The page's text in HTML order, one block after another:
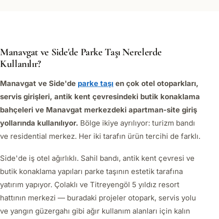
Manavgat ve Side'de Parke Taşı Nerelerde
Kullanılır?
Manavgat ve Side'de parke taşı en çok otel otoparkları,
servis girişleri, antik kent çevresindeki butik konaklama
bahçeleri ve Manavgat merkezdeki apartman-site giriş
yollarında kullanılıyor. Bölge ikiye ayrılıyor: turizm bandı
ve residential merkez. Her iki tarafın ürün tercihi de farklı.
Side'de iş otel ağırlıklı. Sahil bandı, antik kent çevresi ve
butik konaklama yapıları parke taşının estetik tarafına
yatırım yapıyor. Çolaklı ve Titreyengöl 5 yıldız resort
hattının merkezi — buradaki projeler otopark, servis yolu
ve yangın güzergahı gibi ağır kullanım alanları için kalın